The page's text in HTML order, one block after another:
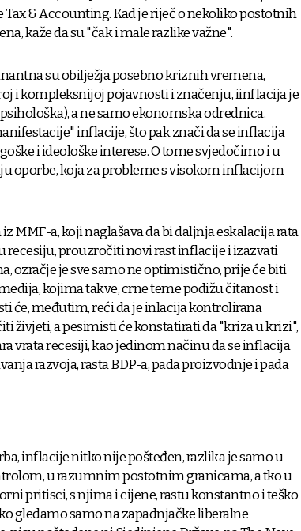
& Accounting. Kad je riječ o nekoliko postotnih
kaže da su "čak i male razlike važne".
su obilježja posebno kriznih vremena,
i kompleksnijoj pojavnosti i značenju, iinflacija je
a ne samo ekonomska odrednica.
inflacije, što pak znači da se inflacija
i ideološke interese. O tome svjedočimo i u
oporbe, koja za probleme s visokom inflacijom
MMF-a, koji naglašava da bi daljnja eskalacija rata
prouzročiti novi rast inflacije i izazvati
ozračje je sve samo ne optimistično, prije će biti
kojima takve, crne teme podižu čitanost i
će, međutim, reći da je inlacija kontrolirana
živjeti, a pesimisti će konstatirati da "kriza u krizi",
vrata recesiji, kao jedinom načinu da se inflacija
razvoja, rasta BDP-a, pada proizvodnje i pada
inflacije nitko nije pošteđen, razlika je samo u
u razumnim postotnim granicama, a tko u
pritisci, s njima i cijene, rastu konstantno i teško
gledamo samo na zapadnjačke liberalne